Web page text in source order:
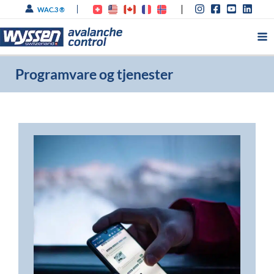
til
innholdet
WAC.3 ®
Programvare og tjenester